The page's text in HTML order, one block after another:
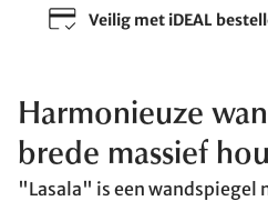
Veilig met iDEAL
Harmonieuze
brede massief
"Lasala" is een wandspiegel